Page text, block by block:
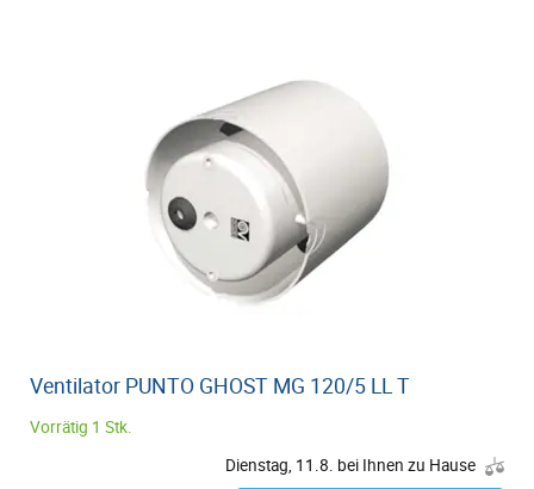
Ventilator PUNTO GHOST MG 120/5 LL T
Vorrätig 1 Stk.
Dienstag, 11.8. bei Ihnen zu Hause